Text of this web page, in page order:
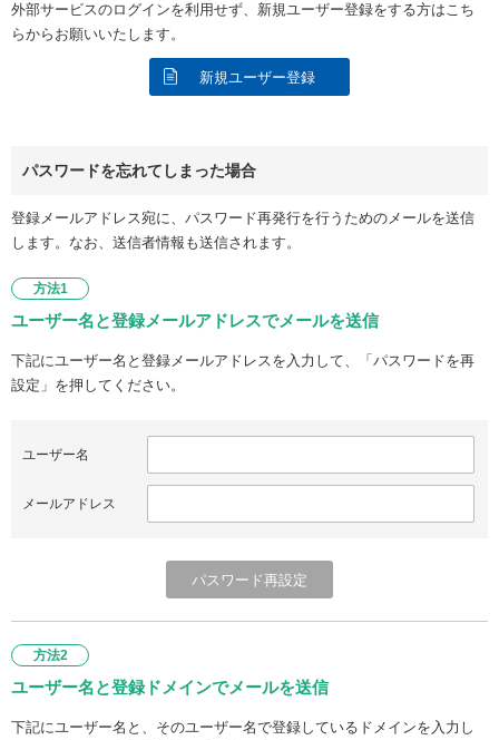
外部サービスのログインを利用せず、新規ユーザー登録をする方はこち
らからお願いいたします。
新規ユーザー登録
パスワードを忘れてしまった場合
登録メールアドレス宛に、パスワード再発行を行うためのメールを送信
します。なお、送信者情報も送信されます。
方法1
ユーザー名と登録メールアドレスでメールを送信
下記にユーザー名と登録メールアドレスを入力して、「パスワードを再
設定」を押してください。
ユーザー名
メールアドレス
方法2
ユーザー名と登録ドメインでメールを送信
下記にユーザー名と、そのユーザー名で登録しているドメインを入力し